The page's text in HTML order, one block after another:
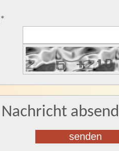
*
Nachricht